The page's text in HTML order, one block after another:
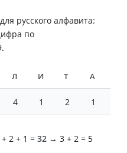
русского алфавита:
по
Л И Т А
4 1 2 1
2 + 1 = 32 → 3 + 2 = 5